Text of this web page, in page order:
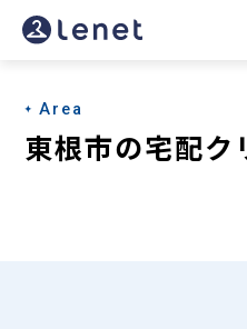
東
市
の
Area
東根市の宅配ク